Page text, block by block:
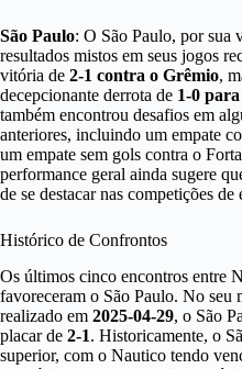
São Paulo: O São Paulo, por sua
resultados mistos em seus jogos
vitória de 2-1 contra o Grêmio,
decepcionante derrota de 1-0
também encontrou desafios em
anteriores, incluindo um empate
um empate sem gols contra o
performance geral ainda sugere
de se destacar nas competições de
Histórico de Confrontos
Os últimos cinco encontros entre
favoreceram o São Paulo. No seu
realizado em 2025-04-29, o São
placar de 2-1. Historicamente, o
superior, com o Nautico tendo